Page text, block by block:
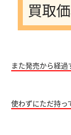
買取
また発売から経
使わずにただ持っ